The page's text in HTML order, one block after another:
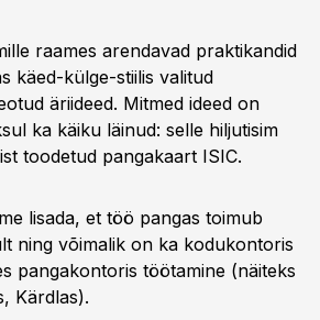
raames arendavad praktikandid
käed-külge-stiilis valitud
äriideed. Mitmed ideed on
ka käiku läinud: selle hiljutisim
toodetud pangakaart ISIC.
lisada, et töö pangas toimub
ning võimalik on ka kodukontoris
pangakontoris töötamine (näiteks
Kärdlas).